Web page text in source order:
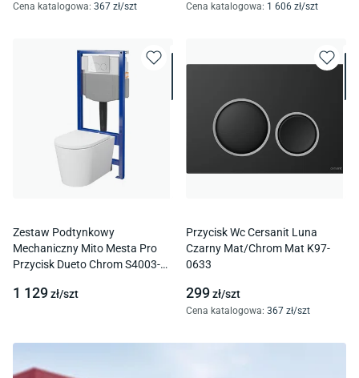
Cena katalogowa: 367 zł/szt Cena katalogowa: 1 606 zł/szt
Zestaw Podtynkowy
Mechaniczny Mito Mesta Pro
Przycisk Dueto Chrom S4003-
1 129zł/szt
Przycisk Wc Cersanit Luna
Czarny Mat/Chrom Mat K97-
0633
299zł/szt
Cena katalogowa: 367 zł/szt